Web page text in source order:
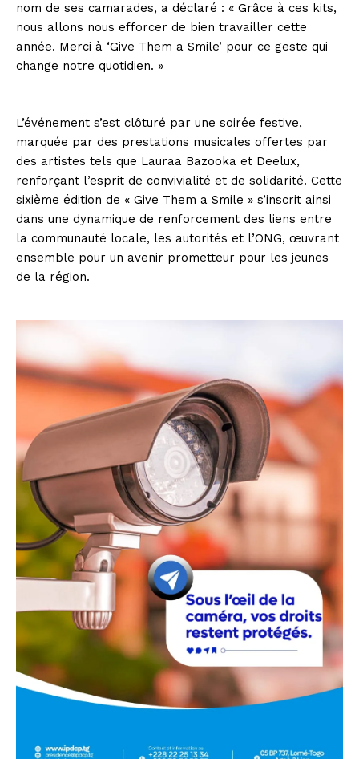
nom de ses camarades, a déclaré : « Grâce à ces kits,
nous allons nous efforcer de bien travailler cette
année. Merci à ‘Give Them a Smile’ pour ce geste qui
change notre quotidien. »
L’événement s’est clôturé par une soirée festive,
marquée par des prestations musicales offertes par
des artistes tels que Lauraa Bazooka et Deelux,
renforçant l’esprit de convivialité et de solidarité. Cette
sixième édition de « Give Them a Smile » s’inscrit ainsi
dans une dynamique de renforcement des liens entre
la communauté locale, les autorités et l’ONG, œuvrant
ensemble pour un avenir prometteur pour les jeunes
de la région.